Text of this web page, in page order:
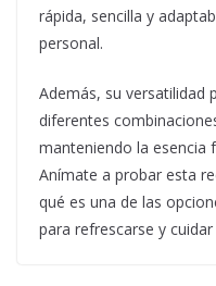
rápida, sencilla y
personal.
Además, su versatilidad
diferentes
manteniendo la esencia
Anímate a probar esta
qué es una de las
para refrescarse y